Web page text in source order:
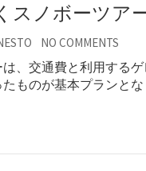
スノボーツア
NO COMMENTS
、交通費と利用する
ものが基本プランとな